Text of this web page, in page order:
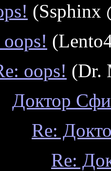
(Ssphinx
oops! (Dr.
Доктор
Re:
Re: